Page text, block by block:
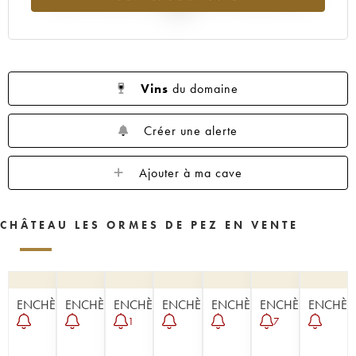
Vins du domaine
Créer une alerte
Ajouter à ma cave
CHÂTEAU LES ORMES DE PEZ EN VENTE
ENCHÈREENCHÈREENCHÈRE
1
ENCHÈREENCHÈREENCHÈRE
7